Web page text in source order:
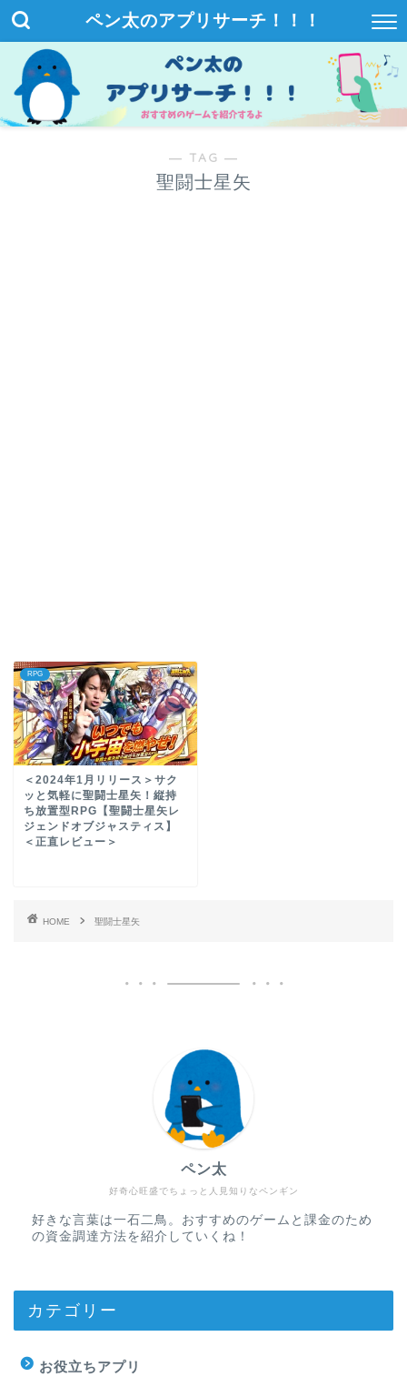
ペン太のアプリサーチ！！！
― TAG ―
聖闘士星矢
RPG
＜2024年1月リリース＞サク
ッと気軽に聖闘士星矢！縦持
ち放置型RPG【聖闘士星矢レ
ジェンドオブジャスティス】
＜正直レビュー＞
HOME 聖闘士星矢
好奇心旺盛でちょっと人見知りなペンギン
ペン太
好きな言葉は一石二鳥。おすすめのゲームと課金のため
の資金調達方法を紹介していくね！
カテゴリー
お役立ちアプリ